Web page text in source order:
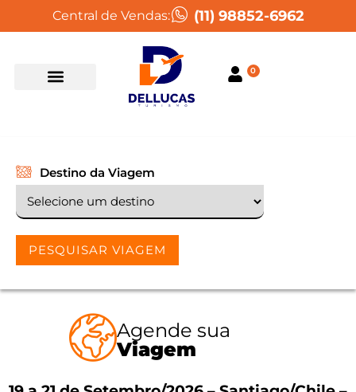
Central de Vendas: (11) 98852-6962
0
Destino da Viagem
PESQUISAR VIAGEM
Agende sua
Viagem